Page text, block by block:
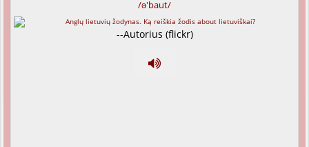
/ə'baut/
--Autorius (flickr)